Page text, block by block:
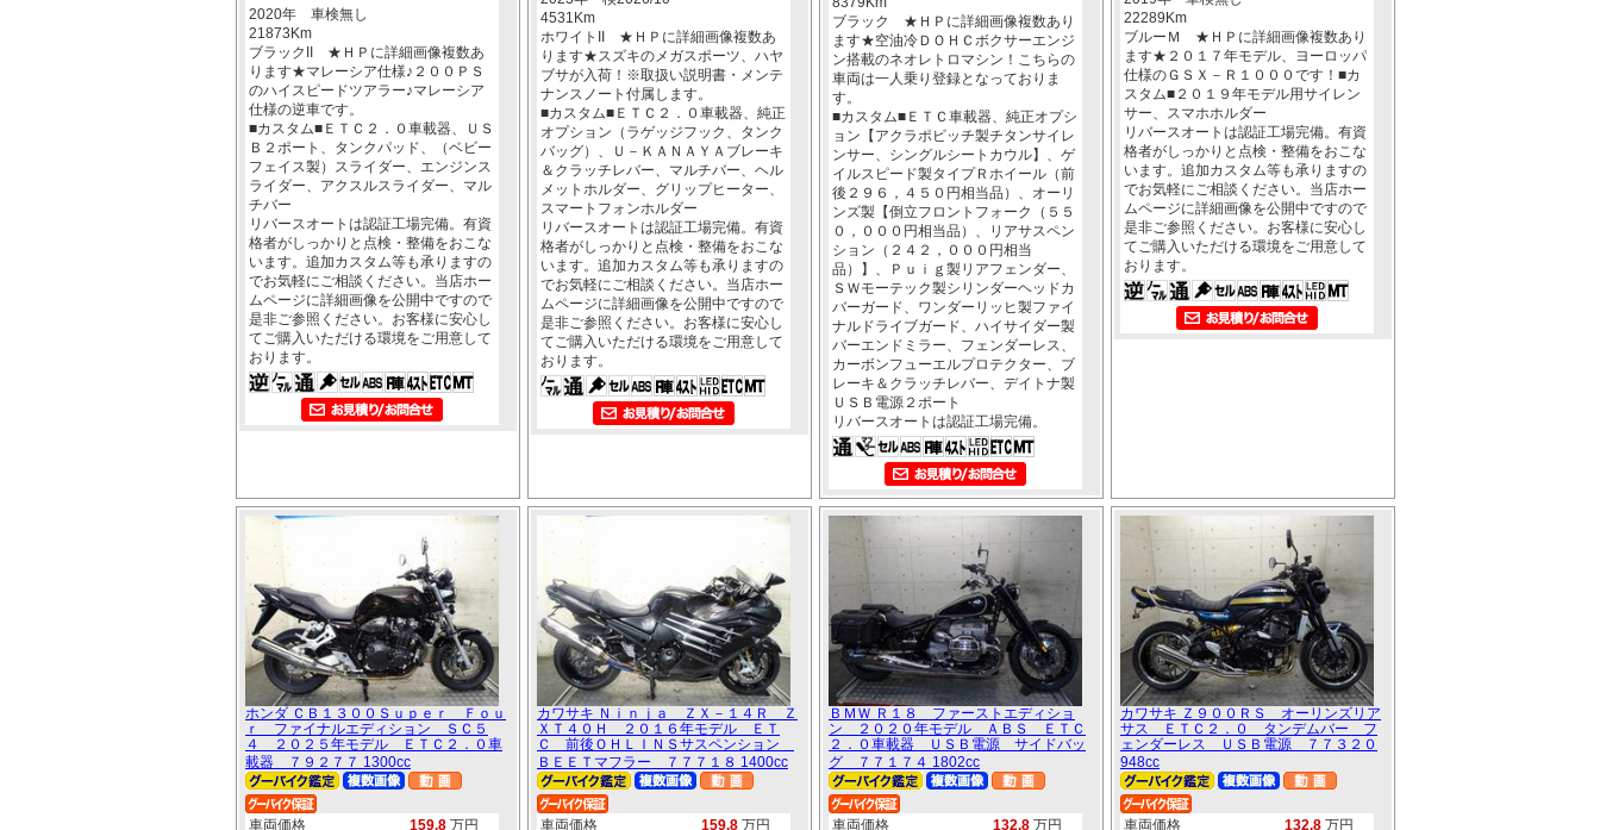
2020年 車検無し
21873Km
ブラックII ★ＨＰに詳細画像複数あ
ります★マレーシア仕様♪２００ＰＳ
のハイスピードツアラー♪マレーシア
仕様の逆車です。
■カスタム■ＥＴＣ２．０車載器、ＵＳ
Ｂ２ポート、タンクパッド、（ベビー
フェイス製）スライダー、エンジンス
ライダー、アクスルスライダー、マル
チバー
リバースオートは認証工場完備。有資
格者がしっかりと点検・整備をおこな
います。追加カスタム等も承りますの
でお気軽にご相談ください。当店ホー
ムページに詳細画像を公開中ですので
是非ご参照ください。お客様に安心し
てご購入いただける環境をご用意して
おります。
4531Km
ホワイトII ★ＨＰに詳細画像複数あ
ります★スズキのメガスポーツ、ハヤ
ブサが入荷！※取扱い説明書・メンテ
ナンスノート付属します。
■カスタム■ＥＴＣ２．０車載器、純正
オプション（ラゲッジフック、タンク
バッグ）、Ｕ－ＫＡＮＡＹＡブレーキ
＆クラッチレバー、マルチバー、ヘル
メットホルダー、グリップヒーター、
スマートフォンホルダー
リバースオートは認証工場完備。有資
格者がしっかりと点検・整備をおこな
います。追加カスタム等も承りますの
でお気軽にご相談ください。当店ホー
ムページに詳細画像を公開中ですので
是非ご参照ください。お客様に安心し
てご購入いただける環境をご用意して
おります。
ブラック ★ＨＰに詳細画像複数あり
ます★空油冷ＤＯＨＣボクサーエンジ
ン搭載のネオレトロマシン！こちらの
車両は一人乗り登録となっておりま
す。
■カスタム■ＥＴＣ車載器、純正オプシ
ョン【アクラポビッチ製チタンサイレ
ンサー、シングルシートカウル】、ゲ
イルスピード製タイプＲホイール（前
後２９６，４５０円相当品）、オーリ
ンズ製【倒立フロントフォーク（５５
０，０００円相当品）、リアサスペン
ション（２４２，０００円相当
品）】、Ｐｕｉｇ製リアフェンダー、
ＳＷモーテック製シリンダーヘッドカ
バーガード、ワンダーリッヒ製ファイ
ナルドライブガード、ハイサイダー製
バーエンドミラー、フェンダーレス、
カーボンフューエルプロテクター、ブ
レーキ＆クラッチレバー、デイトナ製
ＵＳＢ電源２ポート
リバースオートは認証工場完備。
22289Km
ブルーＭ ★ＨＰに詳細画像複数あり
ます★２０１７年モデル、ヨーロッパ
仕様のＧＳＸ－Ｒ１０００です！■カ
スタム■２０１９年モデル用サイレン
サー、スマホホルダー
リバースオートは認証工場完備。有資
格者がしっかりと点検・整備をおこな
います。追加カスタム等も承りますの
でお気軽にご相談ください。当店ホー
ムページに詳細画像を公開中ですので
是非ご参照ください。お客様に安心し
てご購入いただける環境をご用意して
おります。
ホンダ ＣＢ１３００Ｓｕｐｅｒ Ｆｏｕ
ｒ ファイナルエディション ＳＣ５
４ ２０２５年モデル ＥＴＣ２．０車
載器 ７９２７７ 1300cc
車両価格 159.8 万円
カワサキ Ｎｉｎｊａ ＺＸ－１４Ｒ Ｚ
ＸＴ４０Ｈ ２０１６年モデル ＥＴ
Ｃ 前後ＯＨＬＩＮＳサスペンション
ＢＥＥＴマフラー ７７７１８ 1400cc
車両価格 159.8 万円
ＢＭＷ Ｒ１８ ファーストエディショ
ン ２０２０年モデル ＡＢＳ ＥＴＣ
２．０車載器 ＵＳＢ電源 サイドバッ
グ ７７１７４ 1802cc
車両価格 132.8 万円
カワサキ Ｚ９００ＲＳ オーリンズリア
サス ＥＴＣ２．０ タンデムバー フ
ェンダーレス ＵＳＢ電源 ７７３２０
948cc
車両価格 132.8 万円